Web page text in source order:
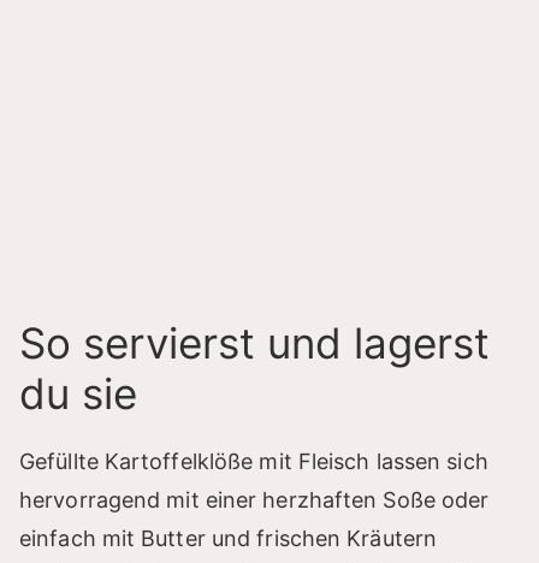
So servierst und lagerst
du sie
Gefüllte Kartoffelklöße mit Fleisch lassen sich
hervorragend mit einer herzhaften Soße oder
einfach mit Butter und frischen Kräutern